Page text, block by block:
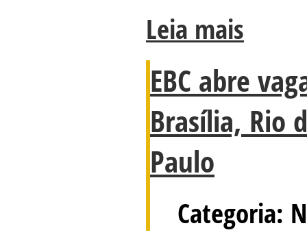
Leia mais
EBC abre
Brasília, Rio
Paulo
Categoria: